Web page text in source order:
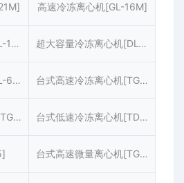
高速冷冻离心机[GL-16M]
高速大容量离心机[GL-10M] 超大容量冷冻离心机[DL-7M]
大容量冷冻离心机[DL-6M] 台式高速冷冻离心机[TGL-20M]
台式高速冷冻离心机[TGL-16M] 台式低速冷冻离心机[TDL-5M]
台式高速微量离心机[TG16-W]